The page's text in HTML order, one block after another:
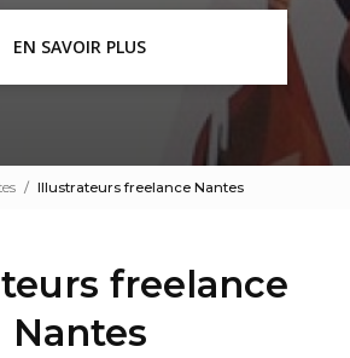
EN SAVOIR PLUS
Illustrateurs freelance Nantes
freelance
Nantes